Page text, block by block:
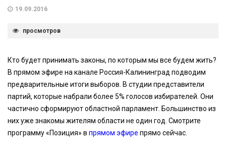
19.09.2016
просмотров
Кто будет принимать законы, по которым мы все будем жить?
В прямом эфире на канале Россия-Калининград подводим
предварительные итоги выборов. В студии представители
партий, которые набрали более 5% голосов избирателей. Они
частично сформируют областной парламент. Большинство из
них уже знакомы жителям области не один год. Смотрите
программу «Позиция» в прямом эфире прямо сейчас.